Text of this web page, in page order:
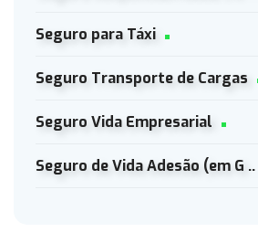
Seguro para Táxi
Seguro Transporte de Cargas
Seguro Vida Empresarial
Seguro de Vida Adesão (em G ..